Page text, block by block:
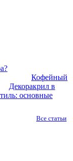
Кофейный
Декоракрил в
основные
Все статьи